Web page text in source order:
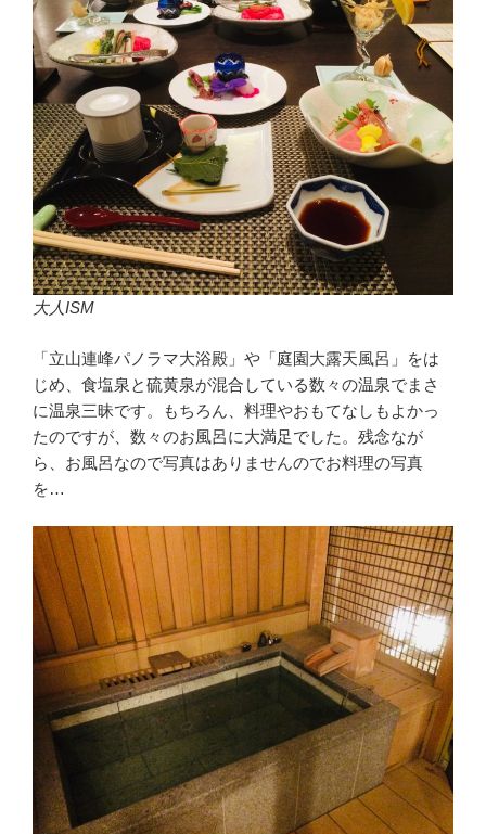
大人ISM
「立山連峰パノラマ大浴殿」や「庭園大露天風呂」をは
じめ、食塩泉と硫黄泉が混合している数々の温泉でまさ
に温泉三昧です。もちろん、料理やおもてなしもよかっ
たのですが、数々のお風呂に大満足でした。残念なが
ら、お風呂なので写真はありませんのでお料理の写真
を…